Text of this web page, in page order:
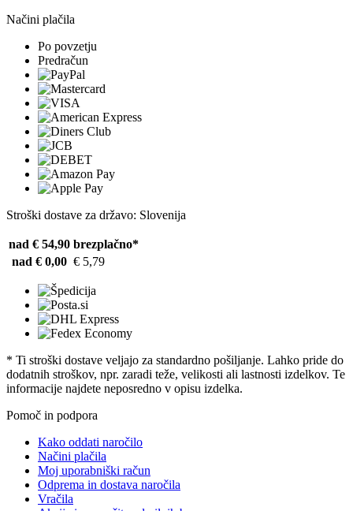
Načini plačila
Po povzetju
Predračun
Stroški dostave za državo: Slovenija
nad € 54,90 brezplačno*
nad € 0,00 € 5,79
* Ti stroški dostave veljajo za standardno pošiljanje. Lahko pride do
dodatnih stroškov, npr. zaradi teže, velikosti ali lastnosti izdelkov. Te
informacije najdete neposredno v opisu izdelka.
Pomoč in podpora
Kako oddati naročilo
Načini plačila
Moj uporabniški račun
Odprema in dostava naročila
Vračila